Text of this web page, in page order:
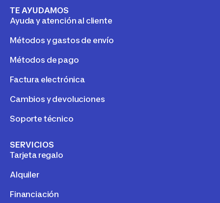
TE AYUDAMOS
Ayuda y atención al cliente
Métodos y gastos de envío
Métodos de pago
Factura electrónica
Cambios y devoluciones
Soporte técnico
SERVICIOS
Tarjeta regalo
Alquiler
Financiación